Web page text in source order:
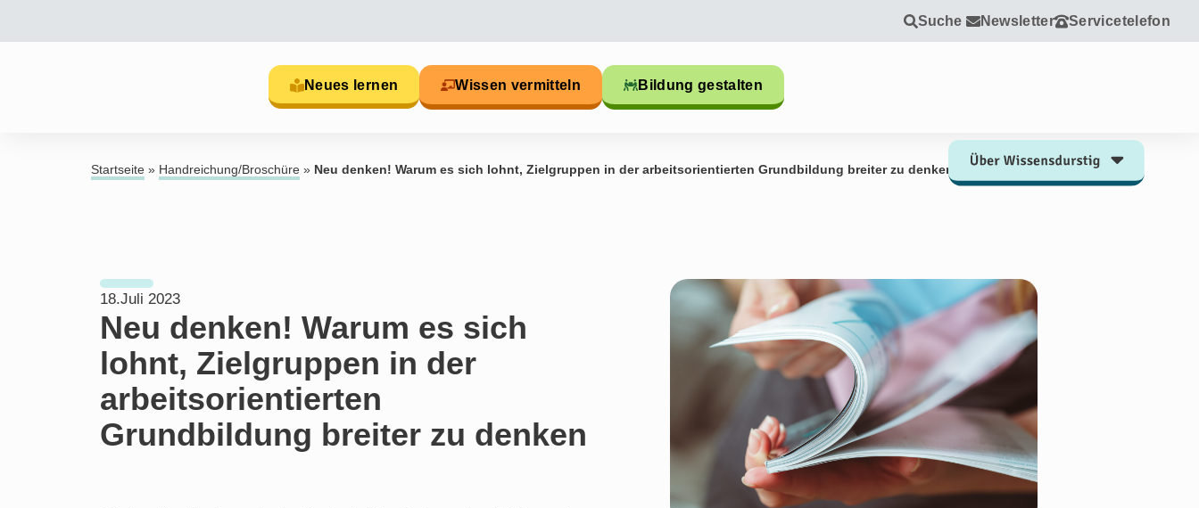
Suche Newsletter Servicetelefon
Neues lernen Wissen vermitteln Bildung gestalten
Startseite » Handreichung/Broschüre » Neu denken! Warum es sich lohnt, Zielgruppen in der arbeitsorientierten Grundbildung breiter zu denken
18.Juli 2023
Neu denken! Warum es sich
lohnt, Zielgruppen in der
arbeitsorientierten
Grundbildung breiter zu denken